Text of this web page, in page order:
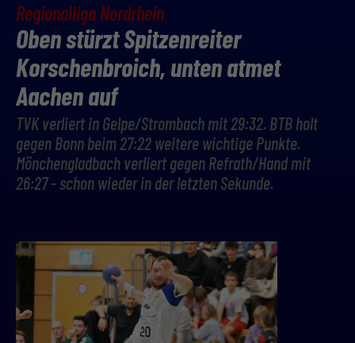
Regionalliga Nordrhein
Oben stürzt Spitzenreiter
Korschenbroich, unten atmet
Aachen auf
TVK verliert in Gelpe/Strombach mit 29:32. BTB holt
gegen Bonn beim 27:22 weitere wichtige Punkte.
Mönchengladbach verliert gegen Refrath/Hand mit
26:27 - schon wieder in der letzten Sekunde.